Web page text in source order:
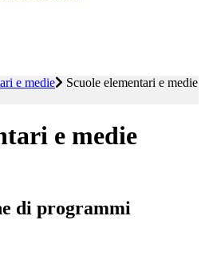
e medie
Scuole elementari e medie
e medie
di programmi